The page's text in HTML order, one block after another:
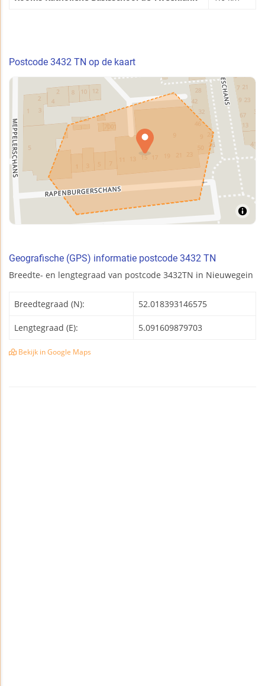
Postcode 3432 TN op de kaart
Geografische (GPS) informatie postcode 3432 TN
Breedte- en lengtegraad van postcode 3432TN in Nieuwegein
Breedtegraad (N): 52.018393146575
Lengtegraad (E): 5.091609879703
Bekijk in Google Maps